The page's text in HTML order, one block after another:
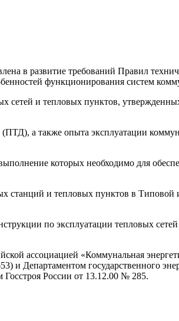
в развитие требований Правил
функционирования систем
сетей и тепловых пунктов,
а также опыта эксплуатации
которых необходимо для
станций и тепловых пунктов в Типовой
по эксплуатации тепловых
ассоциацией «Коммунальная
и Департаментом государственного
России от 13.12.00 № 285.